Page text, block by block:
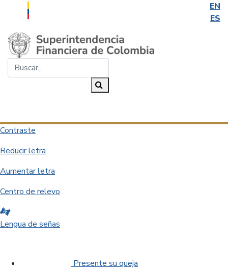
EN
ES
Saltar al contenido principal
Contraste
Reducir letra
Aumentar letra
Centro de relevo
Lengua de señas
Presente su queja